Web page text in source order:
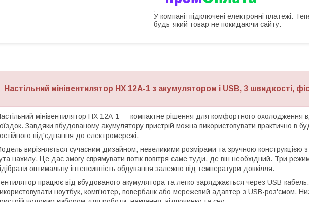
У компанії підключені електронні платежі.
будь-який товар не покидаючи сайту.
Настільний мінівентилятор HX 12A-1 з акумулятором і USB, 3 швидкості,
мінівентилятор HX 12A-1 — компактне рішення для комфортного охолодження
Завдяки вбудованому акумулятору пристрій можна використовувати практично в
під'єднання до електромережі.
вирізняється сучасним дизайном, невеликими розмірами та зручною конструкцією
нахилу. Це дає змогу спрямувати потік повітря саме туди, де він необхідний. Три
оптимальну інтенсивність обдування залежно від температури довкілля.
працює від вбудованого акумулятора та легко заряджається через USB-
ноутбук, комп'ютер, повербанк або мережевий адаптер з USB-роз'ємом.